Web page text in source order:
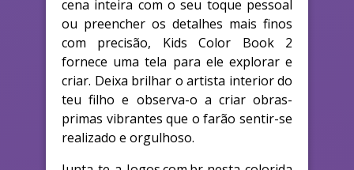
cena inteira com o seu toque pessoal
ou preencher os detalhes mais finos
com precisão, Kids Color Book 2
fornece uma tela para ele explorar e
criar. Deixa brilhar o artista interior do
teu filho e observa-o a criar obras-
primas vibrantes que o farão sentir-se
realizado e orgulhoso.